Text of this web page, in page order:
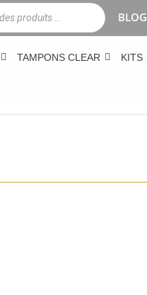
BLOG
TAMPONS CLEAR KITS